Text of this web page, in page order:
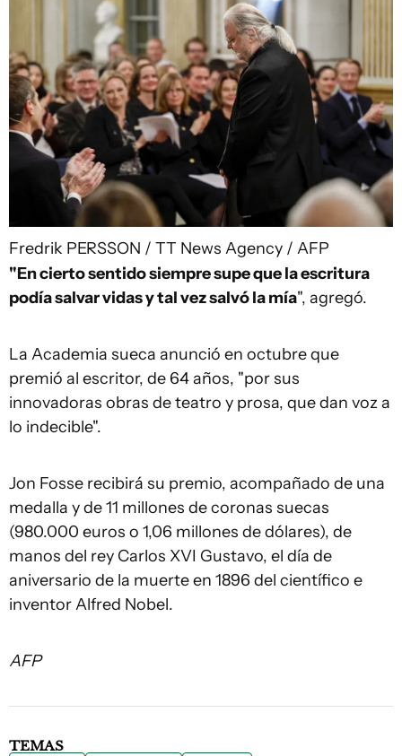
Fredrik PERSSON / TT News Agency / AFP
"En cierto sentido siempre supe que la escritura
podía salvar vidas y tal vez salvó la mía", agregó.
La Academia sueca anunció en octubre que
premió al escritor, de 64 años, "por sus
innovadoras obras de teatro y prosa, que dan voz a
lo indecible".
Jon Fosse recibirá su premio, acompañado de una
medalla y de 11 millones de coronas suecas
(980.000 euros o 1,06 millones de dólares), de
manos del rey Carlos XVI Gustavo, el día de
aniversario de la muerte en 1896 del científico e
inventor Alfred Nobel.
AFP
TEMAS